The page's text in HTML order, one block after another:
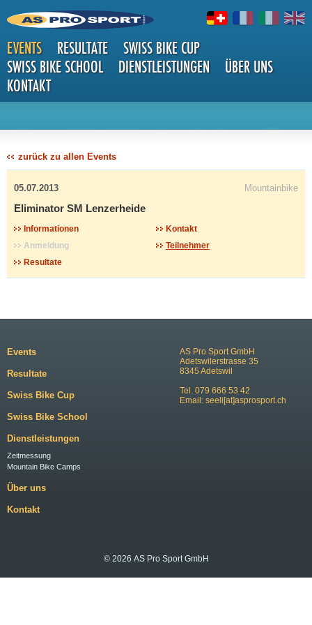
EVENTS RESULTATE
SWISS BIKE CUP
SWISS BIKE SCHOOL
DIENSTLEISTUNGEN
ÜBER UNS
KONTAKT
DETAILS
zurück zu allen Events
05.07.2013 Mountainbike
Eliminator SM Lenzerheide
Informationen
Kontakt
Anmeldung
Teilnehmer
Resultate
AS Pro Sport GmbH
Adetswilerstrasse 35
8345 Adetswil
Tel. 079 666 53 42
Email: seeli[at]asprosport.ch
Events
Resultate
Swiss Bike Cup
Swiss Bike School
Dienstleistungen
Zeitmessung
Mountain Bike Camps
Über uns
Kontakt
© 2026 AS Pro Sport GmbH